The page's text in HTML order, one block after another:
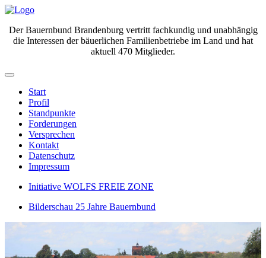
Der Bauernbund Brandenburg vertritt fachkundig und unabhängig
die Interessen der bäuerlichen Familienbetriebe im Land und hat
aktuell 470 Mitglieder.
Start
Profil
Standpunkte
Forderungen
Versprechen
Kontakt
Datenschutz
Impressum
Initiative WOLFS FREIE ZONE
Bilderschau 25 Jahre Bauernbund